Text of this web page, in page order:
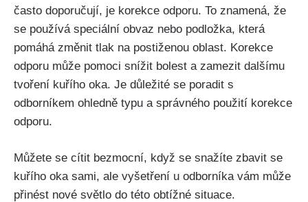
často⁢ doporučují, je korekce odporu. To ⁣znamená, že
‍se‍ používá speciální obvaz nebo podložka, která
pomáhá⁣ změnit tlak na postiženou oblast.⁢ Korekce
odporu může⁢ pomoci snížit ‌bolest a zamezit dalšímu
tvoření kuřího oka.⁢ Je důležité se ⁢poradit​ s⁢
odborníkem ​ohledně typu a⁣ správného⁤ použití korekce
odporu.
Můžete se cítit bezmocní, když‍ se​ snažíte zbavit se
kuřího⁢ oka sami, ⁣ale vyšetření​ u ‍odborníka vám může
‍přinést⁣ nové světlo do ⁣této obtížné situace.